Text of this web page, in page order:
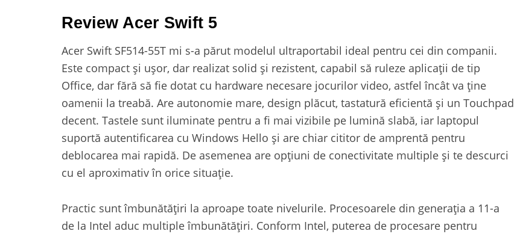
Review Acer Swift 5
Acer Swift SF514-55T mi s-a părut modelul ultraportabil ideal pentru cei din companii.
Este compact și ușor, dar realizat solid și rezistent, capabil să ruleze aplicații de tip
Office, dar fără să fie dotat cu hardware necesare jocurilor video, astfel încât va ține
oamenii la treabă. Are autonomie mare, design plăcut, tastatură eficientă și un Touchpad
decent. Tastele sunt iluminate pentru a fi mai vizibile pe lumină slabă, iar laptopul
suportă autentificarea cu Windows Hello și are chiar cititor de amprentă pentru
deblocarea mai rapidă. De asemenea are opțiuni de conectivitate multiple și te descurci
cu el aproximativ în orice situație.
Practic sunt îmbunătățiri la aproape toate nivelurile. Procesoarele din generația a 11-a
de la Intel aduc multiple îmbunătățiri. Conform Intel, puterea de procesare pentru